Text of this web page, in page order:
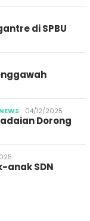
di SPBU
NEWS 04/12/2025
Dorong
anak SDN